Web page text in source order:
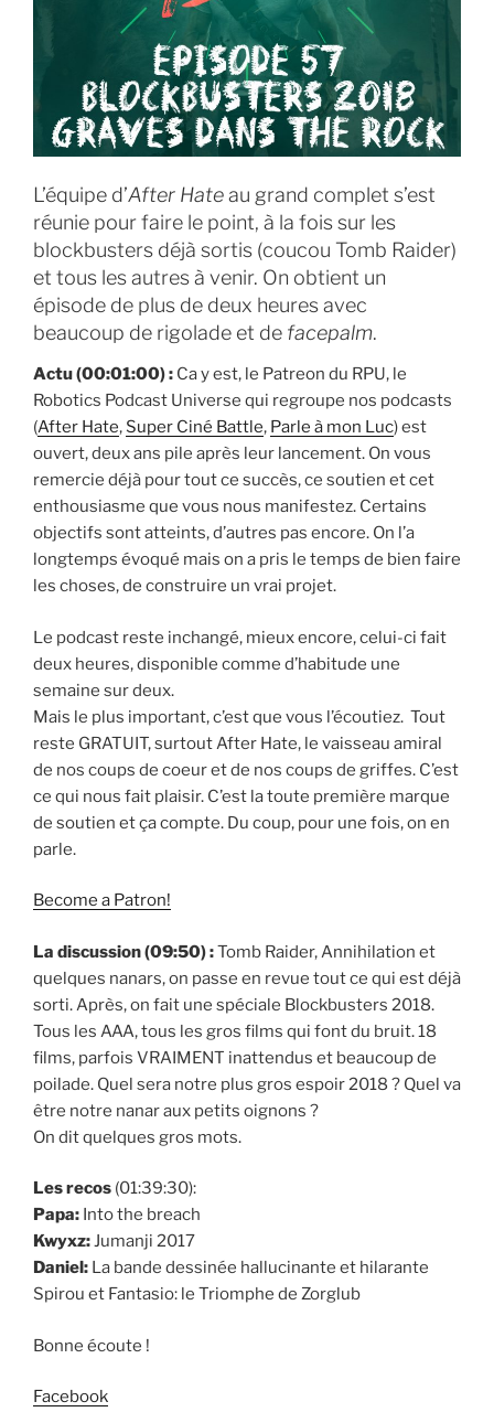
L’équipe d’After Hateau grand complet s’est
réunie pour faire le point, à la fois sur les
blockbusters déjà sortis (coucou Tomb Raider)
et tous les autres à venir. On obtient un
épisode de plus de deux heures avec
beaucoup de rigolade et de facepalm.
Actu (00:01:00) : Ca y est, le Patreon du RPU, le
Robotics Podcast Universe qui regroupe nos podcasts
(After Hate, Super Ciné Battle, Parle à mon Luc) est
ouvert, deux ans pile après leur lancement. On vous
remercie déjà pour tout ce succès, ce soutien et cet
enthousiasme que vous nous manifestez. Certains
objectifs sont atteints, d’autres pas encore. On l’a
longtemps évoqué mais on a pris le temps de bien faire
les choses, de construire un vrai projet.
Le podcast reste inchangé, mieux encore, celui-ci fait
deux heures, disponible comme d’habitude une
semaine sur deux.
Mais le plus important, c’est que vous l’écoutiez. Tout
reste GRATUIT, surtout After Hate, le vaisseau amiral
de nos coups de coeur et de nos coups de griffes. C’est
ce qui nous fait plaisir. C’est la toute première marque
de soutien et ça compte. Du coup, pour une fois, on en
parle.
Become a Patron!
La discussion (09:50) :Tomb Raider, Annihilation et
quelques nanars, on passe en revue tout ce qui est déjà
sorti. Après, on fait une spéciale Blockbusters 2018.
Tous les AAA, tous les gros films qui font du bruit. 18
films, parfois VRAIMENT inattendus et beaucoup de
poilade. Quel sera notre plus gros espoir 2018 ? Quel va
être notre nanar aux petits oignons ?
On dit quelques gros mots.
Les recos (01:39:30):
Papa: Into the breach
Kwyxz:Jumanji 2017
Daniel: La bande dessinée hallucinante et hilarante
Spirou et Fantasio: le Triomphe de Zorglub
Bonne écoute !
Facebook